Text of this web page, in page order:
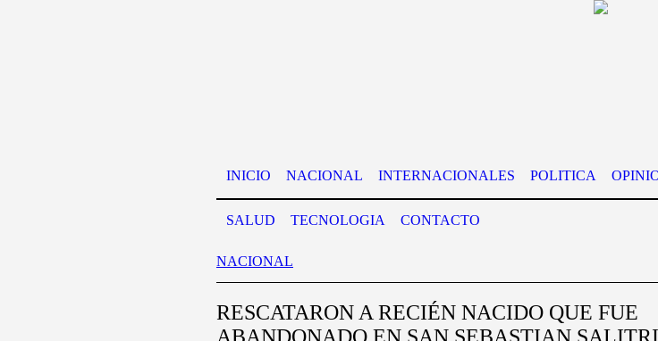
INICIO NACIONAL INTERNACIONALES POLITICA
SALUD TECNOLOGIA CONTACTO
NACIONAL
RESCATARON A RECIÉN NACIDO QUE FUE